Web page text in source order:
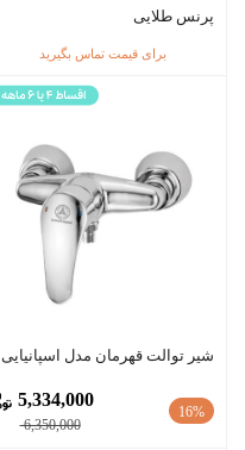
پرنس طلایی
برای قیمت تماس بگیرید
شیر توالت قهرمان مدل اسپانیایی
16%
6,350,000
5,334,000